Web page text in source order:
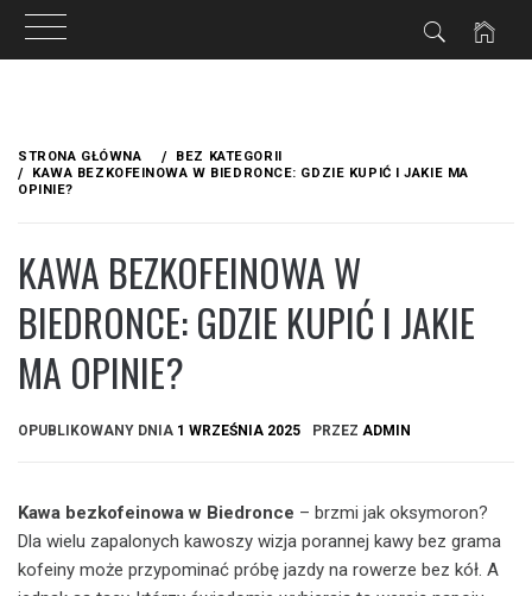
treści
STRONA GŁÓWNA
BEZ KATEGORII
KAWA BEZKOFEINOWA W BIEDRONCE: GDZIE KUPIĆ I JAKIE MA
OPINIE?
KAWA BEZKOFEINOWA W
BIEDRONCE: GDZIE KUPIĆ I JAKIE
MA OPINIE?
OPUBLIKOWANY DNIA 1 WRZEŚNIA 2025 PRZEZ ADMIN
Kawa bezkofeinowa w Biedronce – brzmi jak oksymoron?
Dla wielu zapalonych kawoszy wizja porannej kawy bez grama
kofeiny może przypominać próbę jazdy na rowerze bez kół. A